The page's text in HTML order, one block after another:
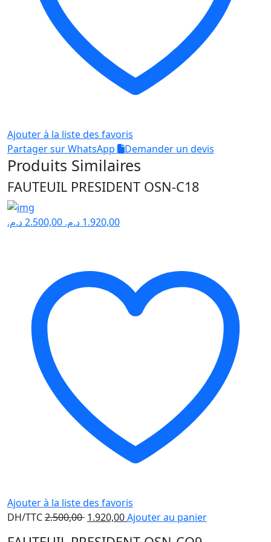
Ajouter à la liste des favoris
Partager sur WhatsApp
Demander un devis
Produits Similaires
FAUTEUIL PRESIDENT OSN-C18
2.500,00د.م. 1.920,00 د.م.
Ajouter à la liste des favoris
DH/TTC2.500,00 Le
1.920,00Le
Ajouter au panier